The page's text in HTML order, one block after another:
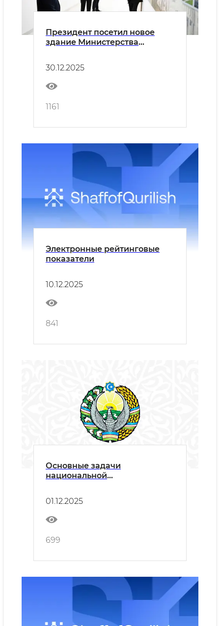
Президент посетил новое
здание Министерства
30.12.2025
1161
Электронные рейтинговые
показатели
10.12.2025
841
Основные задачи
национальной
01.12.2025
699